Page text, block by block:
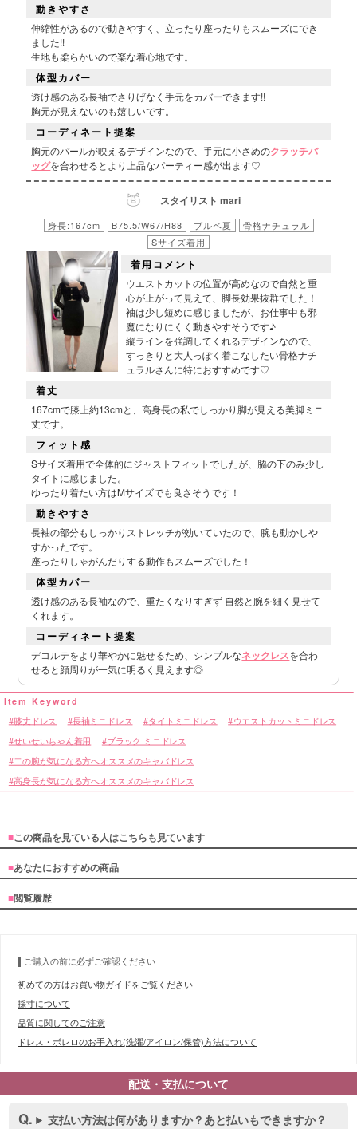
■ディティール
動きやすさ
伸縮性があるので動きやすく、立ったり座ったりもスムーズにでき
ました!!
生地も柔らかいので楽な着心地です。
体型カバー
透け感のある長袖でさりげなく手元をカバーできます!!
胸元が見えないのも嬉しいです。
コーディネート提案
胸元のパールが映えるデザインなので、手元に小さめのクラッチバ
ッグを合わせるとより上品なパーティー感が出ます♡
スタイリスト mari
身長:167cm B75.5/W67/H88 ブルベ夏
骨格ナチュラル
Sサイズ着用
着用コメント
ウエストカットの位置が高めなので自然と重
心が上がって見えて、脚長効果抜群でした！
袖は少し短めに感じましたが、お仕事中も邪
魔になりにくく動きやすそうです♪
縦ラインを強調してくれるデザインなので、
すっきりと大人っぽく着こなしたい骨格ナチ
ュラルさんに特におすすめです♡
着丈
167cmで膝上約13cmと、高身長の私でしっかり脚が見える美脚ミニ
丈です。
フィット感
Sサイズ着用で全体的にジャストフィットでしたが、脇の下のみ少し
タイトに感じました。
ゆったり着たい方はMサイズでも良さそうです！
動きやすさ
長袖の部分もしっかりストレッチが効いていたので、腕も動かしや
すかったです。
座ったりしゃがんだりする動作もスムーズでした！
体型カバー
透け感のある長袖なので、重たくなりすぎず 自然と腕を細く見せて
くれます。
コーディネート提案
デコルテをより華やかに魅せるため、シンプルなネックレスを合わ
せると顔周りが一気に明るく見えます◎
膝丈ドレス 長袖ミニドレス タイトミニドレス ウエストカットミニドレス
せいせいちゃん着用 ブラック ミニドレス
二の腕が気になる方へオススメのキャバドレス
高身長が気になる方へオススメのキャバドレス
■この商品を見ている人はこちらも見ています
■あなたにおすすめの商品
■閲覧履歴
ご購入の前に必ずご確認ください
初めての方はお買い物ガイドをご覧ください
採寸について
品質に関してのご注意
ドレス・ボレロのお手入れ(洗濯/アイロン/保管)方法について
配送・支払について
支払い方法は何がありますか？あと払いもできますか？